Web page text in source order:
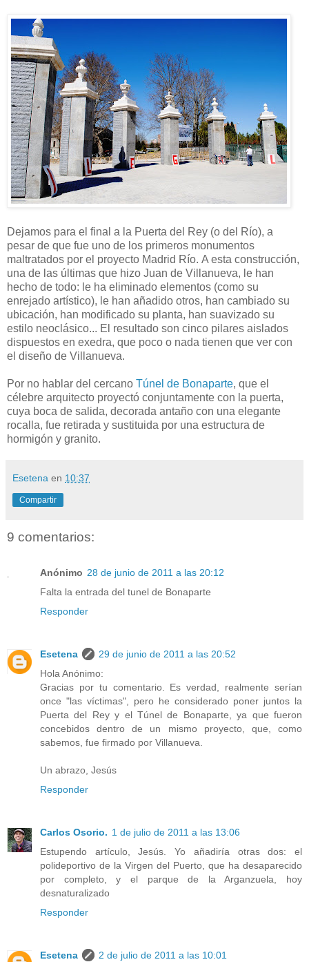
Dejamos para el final a la Puerta del Rey (o del Río), a
pesar de que fue uno de los primeros monumentos
maltratados por el proyecto Madrid Río. A esta construcción,
una de las últimas que hizo Juan de Villanueva, le han
hecho de todo: le ha eliminado elementos (como su
enrejado artístico), le han añadido otros, han cambiado su
ubicación, han modificado su planta, han suavizado su
estilo neoclásico... El resultado son cinco pilares aislados
dispuestos en exedra, que poco o nada tienen que ver con
el diseño de Villanueva.
Por no hablar del cercano Túnel de Bonaparte, que el
célebre arquitecto proyectó conjuntamente con la puerta,
cuya boca de salida, decorada antaño con una elegante
rocalla, fue retirada y sustituida por una estructura de
hormigón y granito.
Esetena en 10:37
Compartir
9 comentarios:
Anónimo 28 de junio de 2011 a las 20:12
Falta la entrada del tunel de Bonaparte
Responder
Esetena
29 de junio de 2011 a las 20:52
Hola Anónimo:
Gracias por tu comentario. Es verdad, realmente serían
once "las víctimas", pero he considerado poner juntos la
Puerta del Rey y el Túnel de Bonaparte, ya que fueron
concebidos dentro de un mismo proyecto, que, como
sabemos, fue firmado por Villanueva.
Un abrazo, Jesús
Responder
Carlos Osorio. 1 de julio de 2011 a las 13:06
Estupendo artículo, Jesús. Yo añadiría otras dos: el
polideportivo de la Virgen del Puerto, que ha desaparecido
por completo, y el parque de la Arganzuela, hoy
desnaturalizado
Responder
Esetena
2 de julio de 2011 a las 10:01